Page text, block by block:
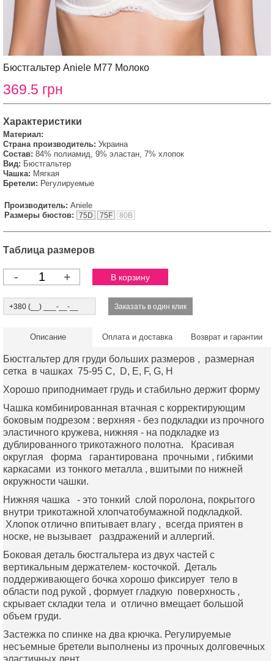
Бюстгальтер Aniele М77 Молоко
369.5 грн
Характеристики
Материал:
Страна производитель: Украина
Состав: 84% полиамид, 9% эластан, 7% хлопок
Вид: Бюстгальтер
Чашка: Мягкая
Бретели: Регулируемые
Производитель: Aniele
Размеры бюстов:
75D 75F 80B
Таблица размеров
- +
Описание Оплата и доставка Возврат и гарантии
Бюстгальтер для груди больших размеров , размерная
сетка в чашках 75-95 C, D, E, F, G, H
Хорошо приподнимает грудь и стабильно держит форму
Чашка комбинированная втачная с корректирующим
боковым подрезом : верхняя - без подкладки из прочного
эластичного кружева, нижняя - на подкладке из
дублированного трикотажного полотна. Красивая
округлая форма гарантирована прочными , гибкими
каркасами из тонкого металла , вшитыми по нижней
окружности чашки.
Нижняя чашка - это тонкий слой поролона, покрытого
внутри трикотажной хлопчатобумажной подкладкой.
Хлопок отлично впитывает влагу , всегда приятен в
носке, не вызывает раздражений и аллергий.
Боковая деталь бюстгальтера из двух частей с
вертикальным держателем- косточкой. Деталь
поддерживающего бочка хорошо фиксирует тело в
области под рукой , формует гладкую поверхность ,
скрывает складки тела и отлично вмещает большой
объем груди.
Застежка по спинке на два крючка. Регулируемые
несъемные бретели выполнены из прочных долговечных
эластичных лент.